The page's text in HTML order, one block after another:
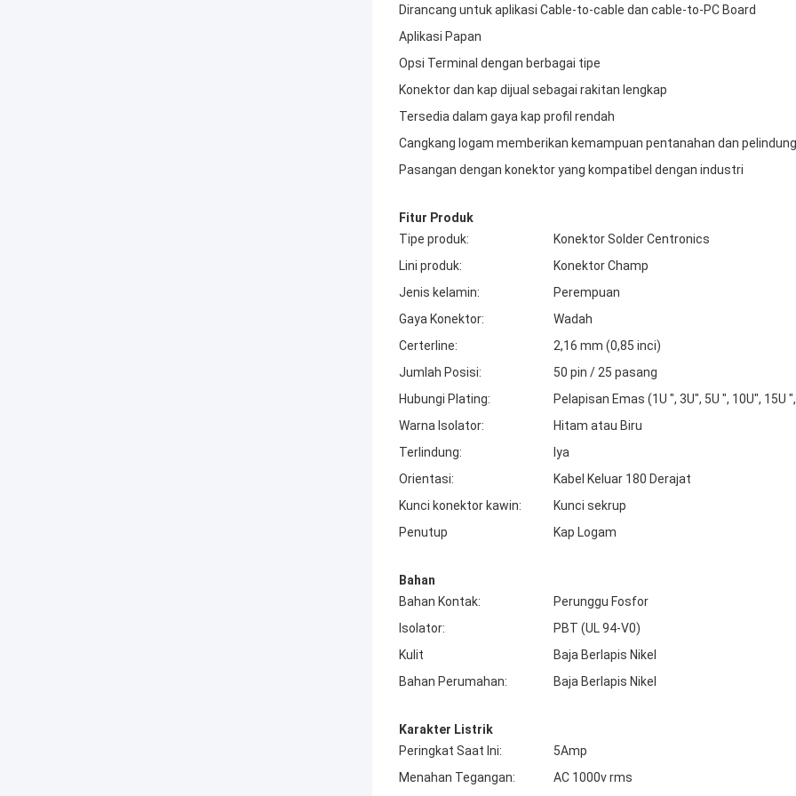
Dirancang untuk aplikasi Cable-to-cable dan cable-to-PC Board
Aplikasi Papan
Opsi Terminal dengan berbagai tipe
Konektor dan kap dijual sebagai rakitan lengkap
Tersedia dalam gaya kap profil rendah
Cangkang logam memberikan kemampuan pentanahan dan pelindung
Pasangan dengan konektor yang kompatibel dengan industri
Fitur Produk
Tipe produk:
Konektor Solder Centronics
Lini produk:
Konektor Champ
Jenis kelamin:
Perempuan
Gaya Konektor:
Wadah
Certerline:
2,16 mm (0,85 inci)
Jumlah Posisi:
50 pin / 25 pasang
Hubungi Plating:
Pelapisan Emas (1U ", 3U", 5U ", 10U", 15U
Warna Isolator:
Hitam atau Biru
Terlindung:
Iya
Orientasi:
Kabel Keluar 180 Derajat
Kunci konektor kawin:
Kunci sekrup
Penutup
Kap Logam
Bahan
Bahan Kontak:
Perunggu Fosfor
Isolator:
PBT (UL 94-V0)
Kulit
Baja Berlapis Nikel
Bahan Perumahan:
Baja Berlapis Nikel
Karakter Listrik
Peringkat Saat Ini:
5Amp
Menahan Tegangan:
AC 1000v rms